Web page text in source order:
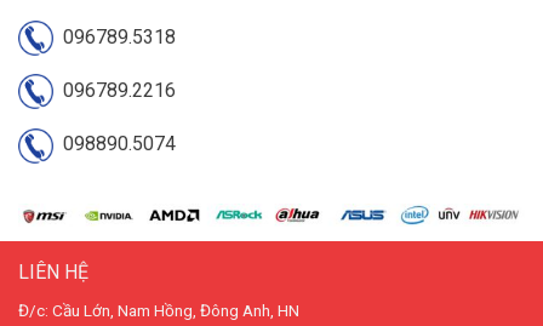
096789.5318
096789.2216
098890.5074
LIÊN HỆ
Đ/c: Cầu Lớn, Nam Hồng, Đông Anh, HN